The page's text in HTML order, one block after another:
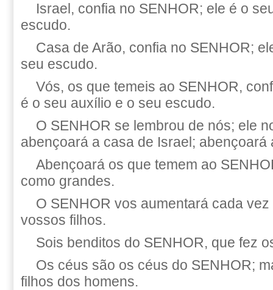
Israel, confia no SENHOR; ele é o
escudo.
Casa de Arão, confia no SENHOR;
seu escudo.
Vós, os que temeis ao SENHOR,
é o seu auxílio e o seu escudo.
O SENHOR se lembrou de nós; ele
abençoará a casa de Israel; abençoará
Abençoará os que temem ao
como grandes.
O SENHOR vos aumentará cada
vossos filhos.
Sois benditos do SENHOR, que fez
Os céus são os céus do SENHOR;
filhos dos homens.